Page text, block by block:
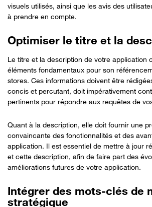
visuels utilisés, ainsi que les avis des
à prendre en compte.
Optimiser le titre et la
Le titre et la description de votre application
éléments fondamentaux pour son
stores. Ces informations doivent être
concis et percutant, doit impérativement
pertinents pour répondre aux requêtes de
Quant à la description, elle doit fournir une
convaincante des fonctionnalités et des
application. Il est essentiel de mettre à jour
et cette description, afin de faire part des
améliorations futures de votre application.
Intégrer des mots-clés de
stratégique